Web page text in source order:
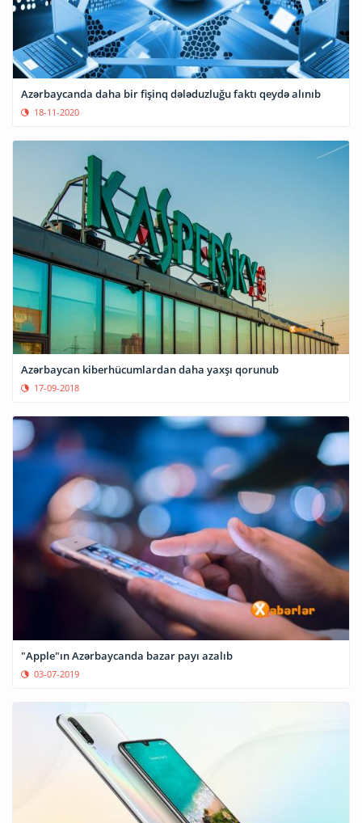
Azərbaycanda daha bir fişinq dələduzluğu faktı qeydə alınıb
18-11-2020
Azərbaycan kiberhücumlardan daha yaxşı qorunub
17-09-2018
"Apple"ın Azərbaycanda bazar payı azalıb
03-07-2019